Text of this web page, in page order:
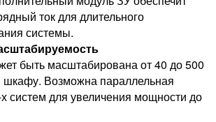
ток для длительного
системы.
быть масштабирована от 40 до 500
Возможна параллельная
систем для увеличения мощности до